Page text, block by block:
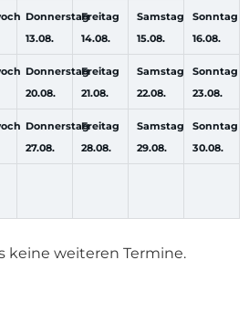
Donnerstag
13.08.
Freitag
14.08.
Samstag
15.08.
Sonntag
16.08.
Donnerstag
20.08.
Freitag
21.08.
Samstag
22.08.
Sonntag
23.08.
Donnerstag
27.08.
Freitag
28.08.
Samstag
29.08.
Sonntag
30.08.
keine weiteren Termine.